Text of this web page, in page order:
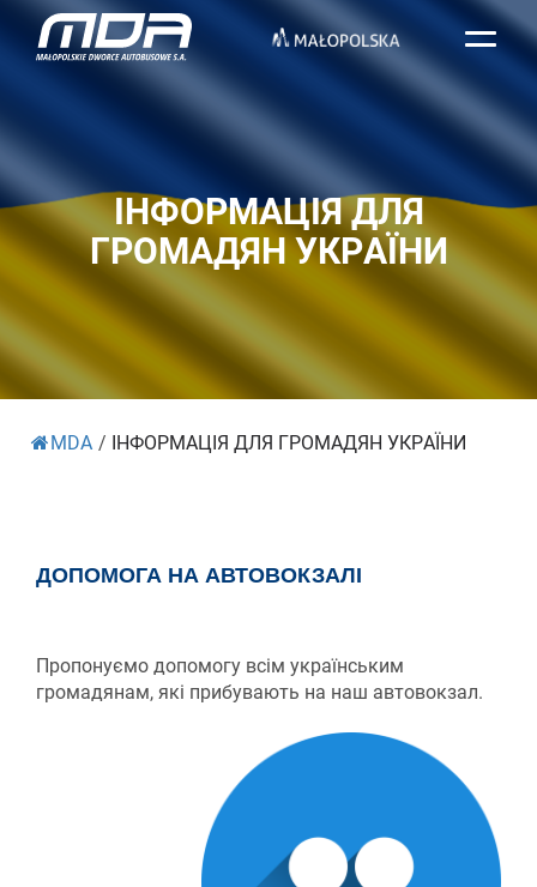
ІНФОРМАЦІЯ ДЛЯ
ГРОМАДЯН УКРАЇНИ
MDA / ІНФОРМАЦІЯ ДЛЯ ГРОМАДЯН УКРАЇНИ
ДОПОМОГА НА АВТОВОКЗАЛІ
Пропонуємо допомогу всім українським
громадянам, які прибувають на наш автовокзал.